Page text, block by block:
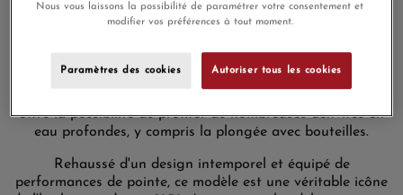
Legend Diver
alliée peu importe le milieu : sur la terre ferme ou sous
offre la possibilité de profiter de nombreuses activités en
eau profondes, y compris la plongée avec bouteilles.
Rehaussé d'un design intemporel et équipé de
performances de pointe, ce modèle est une véritable icône
Nous vous laissons la possibilité de paramétrer votre consentement et
modifier vos préférences à tout moment.
Paramètres des cookies Autoriser tous les cookies